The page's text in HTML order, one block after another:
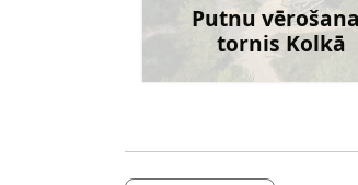
Putnu
tornis Kolkā